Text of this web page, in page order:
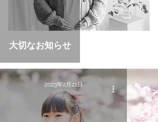
大切なお知らせ
2023年2月21日